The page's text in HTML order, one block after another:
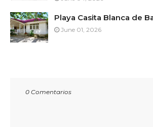
Playa Casita Blanca de
June 01, 2026
0 Comentarios